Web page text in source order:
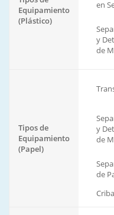
Equipamiento
(Plástico)
en
y
de
Tipos de
Equipamiento
(Papel)
y
de
de